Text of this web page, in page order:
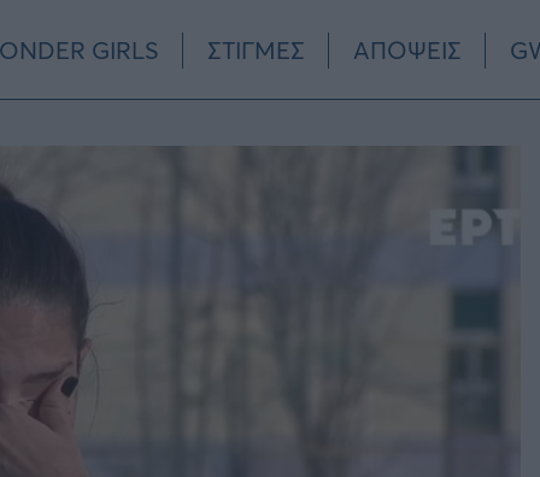
GIRLS ΣΤΙΓΜΕΣ ΑΠΟΨΕΙΣ